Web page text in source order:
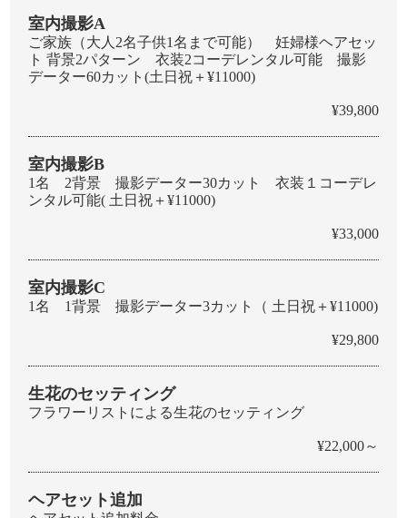
室内撮影A
ご家族（大人2名子供1名まで可能） 妊婦様ヘアセッ
ト 背景2パターン 衣装2コーデレンタル可能 撮影
データー60カット(土日祝＋¥11000)
¥39,800
室内撮影B
1名 2背景 撮影データー30カット 衣装１コーデレ
ンタル可能( 土日祝＋¥11000)
¥33,000
室内撮影C
1名 1背景 撮影データー3カット（ 土日祝＋¥11000)
¥29,800
生花のセッティング
フラワーリストによる生花のセッティング
¥22,000～
ヘアセット追加